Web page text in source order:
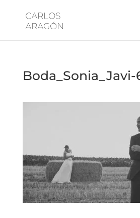
Boda_Sonia_Javi-